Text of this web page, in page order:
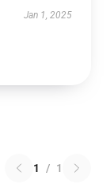
Jan 1, 2025
1 / 1